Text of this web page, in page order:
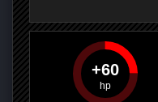
PAYLAŞPAYLAŞPLUS'TA
60